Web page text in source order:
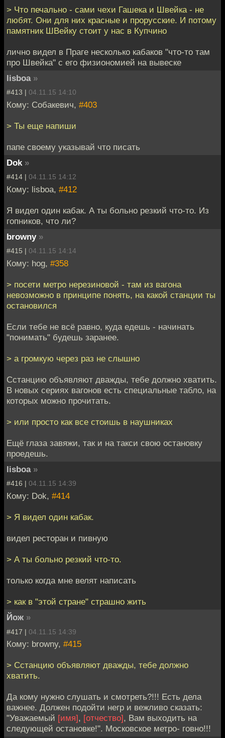
> Что печально - сами чехи Гашека и Швейка - не
любят. Они для них красные и прорусские. И потому
памятник ШВейку стоит у нас в Купчино
лично видел в Праге несколько кабаков "что-то там
про Швейка" с его физиономией на вывеске
lisboa »
#413 | 04.11.15 14:10
Кому: Собакевич, #403
> Ты еще напиши
папе своему указывай что писать
Dok »
#414 | 04.11.15 14:12
Кому: lisboa, #412
Я видел один кабак. А ты больно резкий что-то. Из
гопников, что ли?
browny »
#415 | 04.11.15 14:14
Кому: hog, #358
> посети метро нерезиновой - там из вагона
невозможно в принципе понять, на какой станции ты
остановился
Если тебе не всё равно, куда едешь - начинать
"понимать" будешь заранее.
> а громкую через раз не слышно
Сстанцию объявляют дважды, тебе должно хватить.
В новых сериях вагонов есть специальные табло, на
которых можно прочитать.
> или просто как все стоишь в наушниках
Ещё глаза завяжи, так и на такси свою остановку
проедешь.
lisboa »
#416 | 04.11.15 14:39
Кому: Dok, #414
> Я видел один кабак.
видел ресторан и пивную
> А ты больно резкий что-то.
только когда мне велят написать
> как в "этой стране" страшно жить
Йож »
#417 | 04.11.15 14:39
Кому: browny, #415
> Сстанцию объявляют дважды, тебе должно
хватить.
Да кому нужно слушать и смотреть?!!! Есть дела
важнее. Должен подойти негр и вежливо сказать:
"Уважаемый [имя], [отчество], Вам выходить на
следующей остановке!". Московское метро- говно!!!